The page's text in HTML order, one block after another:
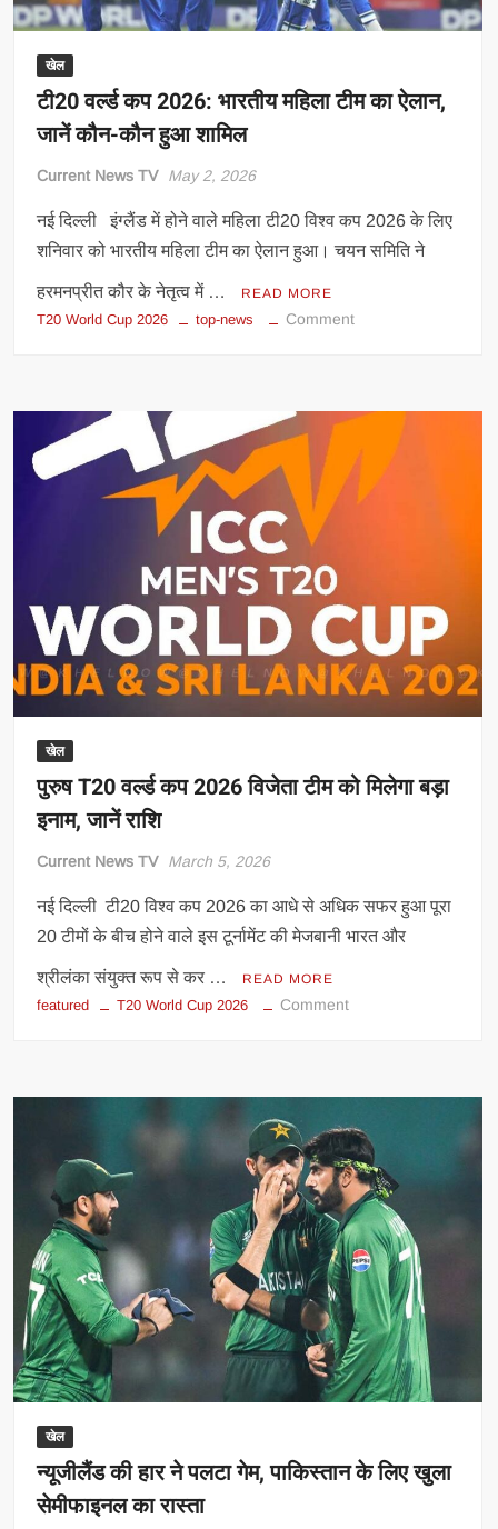
बार
चैंपियन
खेल
टी20 वर्ल्ड कप 2026: भारतीय महिला टीम का ऐलान,
जानें कौन-कौन हुआ शामिल
Current News TV May 2, 2026
नई दिल्ली इंग्लैंड में होने वाले महिला टी20 विश्व कप 2026 के लिए
शनिवार को भारतीय महिला टीम का ऐलान हुआ। चयन समिति ने
हरमनप्रीत कौर के नेतृत्व में … READ MORE
T20 World Cup 2026 top-news Commenton
2026:
महिला
टीम
कौन
हुआ
शामिल
खेल
पुरुष T20 वर्ल्ड कप 2026 विजेता टीम को मिलेगा बड़ा
इनाम, जानें राशि
Current News TV March 5, 2026
नई दिल्ली टी20 विश्‍व कप 2026 का आधे से अधिक सफर हुआ पूरा
20 टीमों के बीच होने वाले इस टूर्नामेंट की मेजबानी भारत और
श्रीलंका संयुक्‍त रूप से कर … READ MORE
featured T20 World Cup 2026 Commenton
2026
विजेता
टीम
को
मिलेगा
बड़ा
इनाम,
जानें
राशि
खेल
न्यूजीलैंड की हार ने पलटा गेम, पाकिस्तान के लिए खुला
सेमीफाइनल का रास्ता